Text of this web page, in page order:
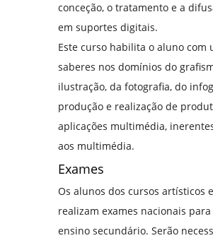
conceção, o tratamento e a
em suportes digitais.
Este curso habilita o aluno com
saberes nos domínios do
ilustração, da fotografia, do
produção e realização de
aplicações multimédia,
aos multimédia.
Exames
Os alunos dos cursos artísticos
realizam exames nacionais
ensino secundário. Serão